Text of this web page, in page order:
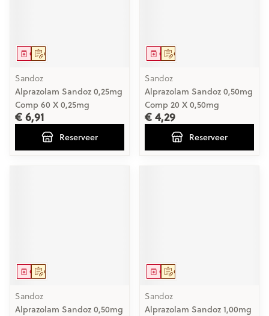
Op voorschrift
Geneesmiddel
Sandoz
Alprazolam Sandoz 0,25mg
Comp 60 X 0,25mg
€ 6,91
Reserveer
Op voorschrift
Geneesmiddel
Sandoz
Alprazolam Sandoz 0,50mg
Comp 20 X 0,50mg
€ 4,29
Reserveer
Op voorschrift
Geneesmiddel
Sandoz
Alprazolam Sandoz 0,50mg
Op voorschrift
Geneesmiddel
Sandoz
Alprazolam Sandoz 1,00mg